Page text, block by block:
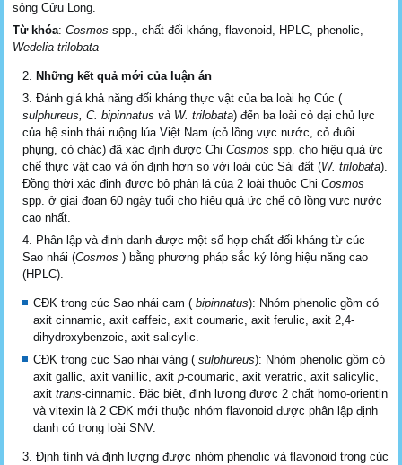
sông Cửu Long.
Từ khóa:Cosmosspp., chất đối kháng, flavonoid, HPLC, phenolic,
Wedelia trilobata
Những kết quả mới của luận án
Đánh giá khả năng đối kháng thực vật của ba loài họ Cúc (
sulphureus, C. bipinnatus và W. trilobata) đến ba loài cỏ dại chủ lực
của hệ sinh thái ruộng lúa Việt Nam (cỏ lồng vực nước, cỏ đuôi
phụng, cỏ chác) đã xác định được ChiCosmosspp. cho hiệu quả ức
chế thực vật cao và ổn định hơn so với loài cúc Sài đất (W. trilobata).
Đồng thời xác định được bộ phận lá của 2 loài thuộc ChiCosmos
spp. ở giai đoạn 60 ngày tuổi cho hiệu quả ức chế cỏ lồng vực nước
cao nhất.
Phân lập và định danh được một số hợp chất đối kháng từ cúc
Sao nhái (Cosmos) bằng phương pháp sắc ký lỏng hiệu năng cao
(HPLC).
CĐK trong cúc Sao nhái cam ( bipinnatus): Nhóm phenolic gồm có
axit cinnamic, axit caffeic, axit coumaric, axit ferulic, axit 2,4-
dihydroxybenzoic, axit salicylic.
CĐK trong cúc Sao nhái vàng ( sulphureus): Nhóm phenolic gồm có
axit gallic, axit vanillic, axitp-coumaric, axit veratric, axit salicylic,
axittrans-cinnamic. Đặc biệt, định lượng được 2 chất homo-orientin
và vitexin là 2 CĐK mới thuộc nhóm flavonoid được phân lập định
danh có trong loài SNV.
Định tính và định lượng được nhóm phenolic và flavonoid trong cúc